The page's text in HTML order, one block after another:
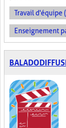
Travail d'équipe
Enseignement